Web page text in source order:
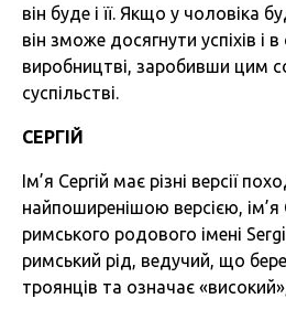
він буде і її. Якщо у чоловіка
він зможе досягнути успіхів і в
виробництві, заробивши цим
суспільстві.
СЕРГІЙ
Ім’я Сергій має різні версії
найпоширенішою версією, ім’я
римського родового імені
римський рід, ведучий, що
троянців та означає